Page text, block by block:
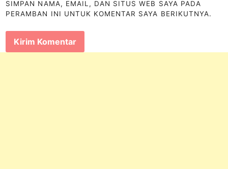
SIMPAN NAMA, EMAIL, DAN SITUS WEB SAYA PADA
PERAMBAN INI UNTUK KOMENTAR SAYA BERIKUTNYA.